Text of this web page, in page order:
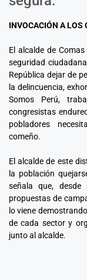
INVOCACIÓN A LOS
El alcalde de
seguridad
República dejar de
la delincuencia,
Somos Perú,
congresistas
pobladores
comeño.
El alcalde de este
la población
señala que,
propuestas de
lo viene
de cada sector y
junto al alcalde.